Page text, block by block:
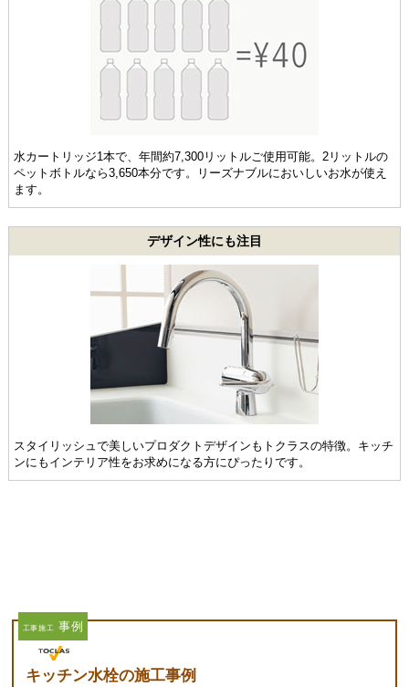
水カートリッジ1本で、年間約7,300リットルご使用可能。2リットルの
ペットボトルなら3,650本分です。リーズナブルにおいしいお水が使え
ます。
デザイン性にも注目
スタイリッシュで美しいプロダクトデザインもトクラスの特徴。キッチ
ンにもインテリア性をお求めになる方にぴったりです。
工事施工 事例
キッチン水栓の施工事例